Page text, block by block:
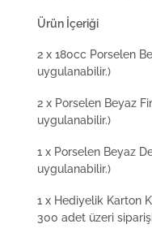
Ürün İçeriği
2 x 180cc Porselen
uygulanabilir.)
2 x Porselen Beyaz
uygulanabilir.)
1 x Porselen Beyaz
uygulanabilir.)
1 x Hediyelik Karton
300 adet üzeri